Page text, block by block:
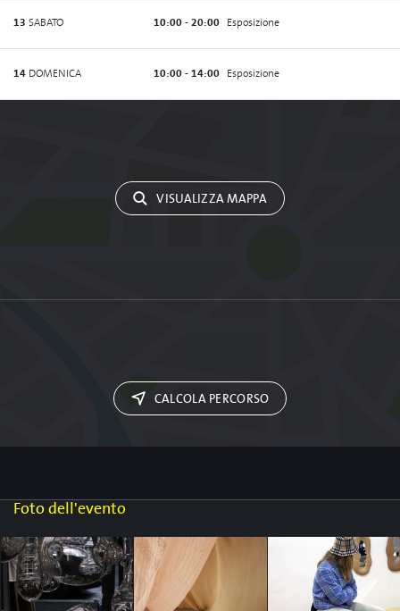
13 SABATO 10:00 - 20:00 Esposizione
14 DOMENICA 10:00 - 14:00 Esposizione
VISUALIZZA MAPPA
CALCOLA PERCORSO
Foto dell'evento